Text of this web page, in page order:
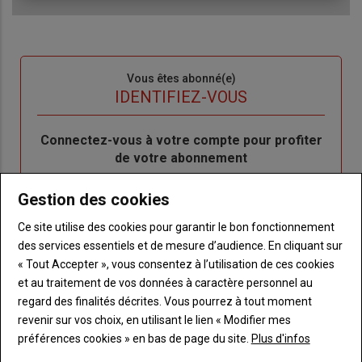
Vous êtes abonné(e)
IDENTIFIEZ-VOUS
Body
Connectez-vous à votre compte pour profiter
de votre abonnement
"Créer
un
nouveau
compte"
Lien
"Réinitialiser
votre
mot
de
passe"
Réinitialiser votre mot de passe
Lien
"Je
me
connecte"
Je me connecte
Sous-
titre
Vous n'êtes pas abonné(e)
Gestion des cookies
Ce site utilise des cookies pour garantir le bon fonctionnement
des services essentiels et de mesure d’audience. En cliquant sur
« Tout Accepter », vous consentez à l’utilisation de ces cookies
et au traitement de vos données à caractère personnel au
regard des finalités décrites. Vous pourrez à tout moment
revenir sur vos choix, en utilisant le lien « Modifier mes
préférences cookies » en bas de page du site. Plus d'infos